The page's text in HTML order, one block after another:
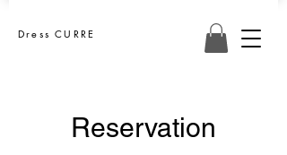
Dress CURRE
Reservation